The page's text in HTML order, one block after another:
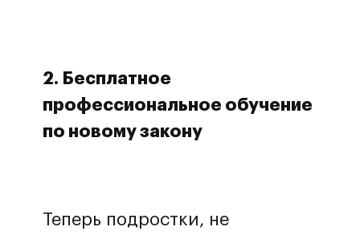
2. Бесплатное
профессиональное обучение
по новому закону
Теперь подростки, не